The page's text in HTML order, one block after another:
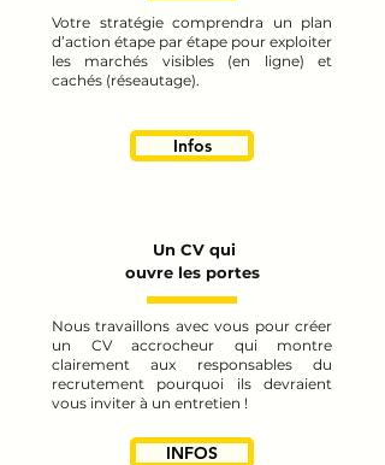
Votre stratégie comprendra un plan
d’action étape par étape pour exploiter
les marchés visibles (en ligne) et
cachés (réseautage).
Infos
Un CV qui
ouvre les portes
Nous travaillons avec vous pour créer
un CV accrocheur qui montre
clairement aux responsables du
recrutement pourquoi ils devraient
vous inviter à un entretien !
INFOS